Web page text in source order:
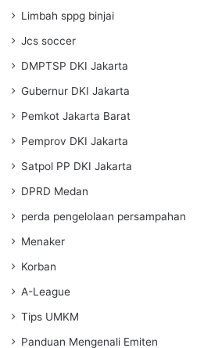
Limbah sppg binjai
Jcs soccer
DMPTSP DKI Jakarta
Gubernur DKI Jakarta
Pemkot Jakarta Barat
Pemprov DKI Jakarta
Satpol PP DKI Jakarta
DPRD Medan
perda pengelolaan persampahan
Menaker
Korban
A-League
Tips UMKM
Panduan Mengenali Emiten